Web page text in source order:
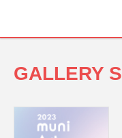
GALLERY